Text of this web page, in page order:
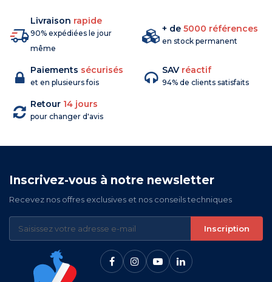
Livraison rapide
90% expédiées le jour
même
+ de 5000 références
en stock permanent
Paiements sécurisés
et en plusieurs fois
SAV réactif
94% de clients satisfaits
Retour 14 jours
pour changer d'avis
Inscrivez-vous à notre newsletter
Recevez nos offres exclusives et nos conseils techniques
Inscription